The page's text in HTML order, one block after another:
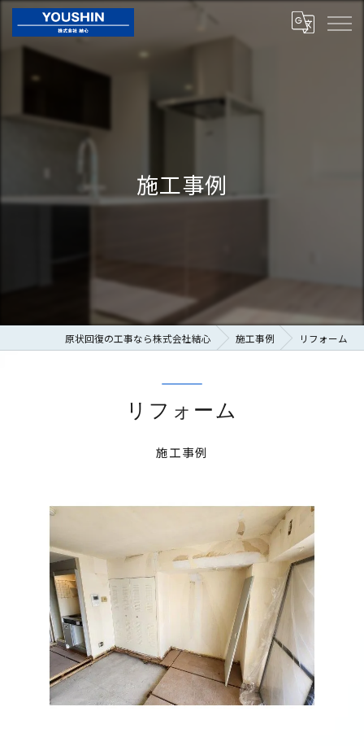
施工事例
原状回復の工事なら株式会社結心 施工事例 リフォーム
施工事例
リフォーム